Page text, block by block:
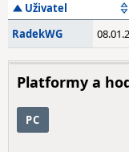
Uživatel
RadekWG
Platformy a
PC